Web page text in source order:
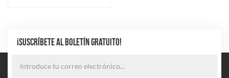
¡SUSCRÍBETE AL BOLETÍN GRATUITO!